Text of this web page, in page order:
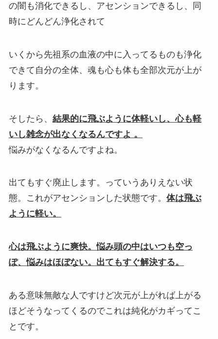
の闇も消化できるし、アセンションできるし、同
時にどんどん浄化されて
いくから先祖系の血液の中に入ってるものも浄化
できて 自分の全体、魂も心も体も全部次元が上が
ります。
そしたら、 結果的に飛ぶように体軽いし、心も軽
いし雑念が出なくなるんですよ 。
悩みがなくなるんですよね。
出てもすぐ廃止します。
っていうありえない状
態。これがアセンションした状態です。 体は飛ぶ
ように軽い。
心は飛ぶように爽快。悩み頭の中はいつも空っ
ぽ、悩みはほぼない。出てもすぐ解決する。
ある意味無敵な人ですけど次元が上がれば上がる
ほどそうなってくるのでこれは純化がカギってこ
とです。